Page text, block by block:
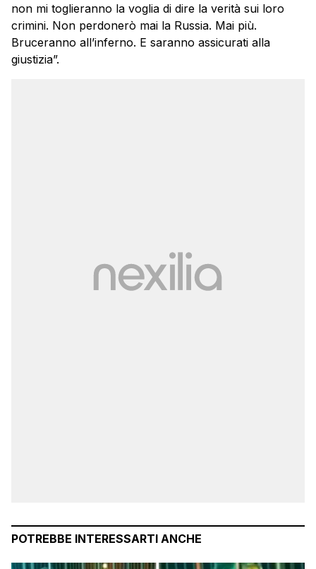
non mi toglieranno la voglia di dire la verità sui loro
crimini. Non perdonerò mai la Russia. Mai più.
Bruceranno all’inferno. E saranno assicurati alla
giustizia”.
POTREBBE INTERESSARTI ANCHE